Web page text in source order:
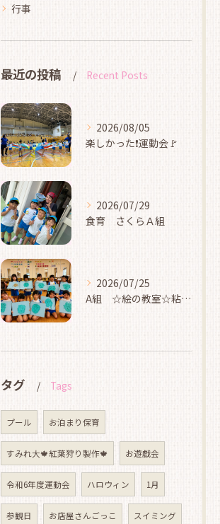
行事
最近の投稿 Recent Posts
2026/08/05
楽しかった❗運動会🚩
2026/07/29
食育 さくらＡ組
2026/07/25
A組 ☆絵の教室☆粘土☆
タグ Tags
プール お泊まり保育
すみれ大🍁紅葉狩り製作🍁 お遊戯会
令和6年度運動会 ハロウィン 1月
参観日 お店屋さんごっこ スイミング